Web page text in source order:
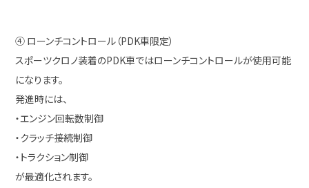
④ ローンチコントロール（PDK車限定）
スポーツクロノ装着のPDK車ではローンチコントロールが使用可能
になります。
発進時には、
・エンジン回転数制御
・クラッチ接続制御
・トラクション制御
が最適化されます。